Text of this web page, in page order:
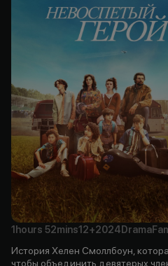
1hours 52mins12+2024 Drama
История Хелен Смоллбоун,
чтобы объединить девятерых